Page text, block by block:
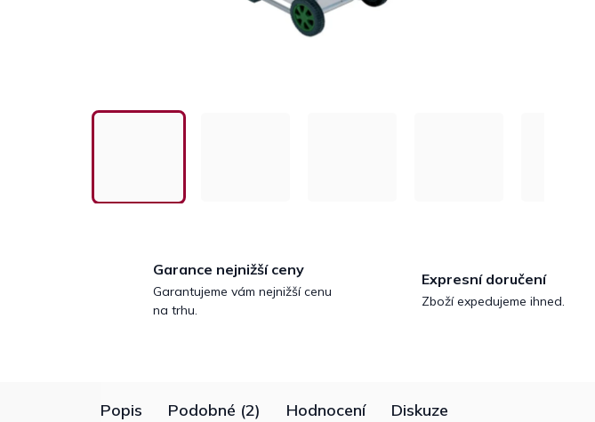
Garance nejnižší ceny
Garantujeme vám nejnižší cenu
na trhu.
Expresní doručení
Zboží expedujeme ihned.
Popis Podobné (2) Hodnocení Diskuze